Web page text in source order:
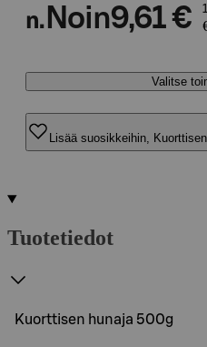
n. Noin9,61 €
Valitse
Lisää suosikkeihin,
Tuotetiedot
Kuorttisen hunaja 500g